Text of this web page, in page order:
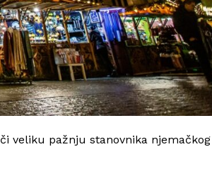
Info
veliku pažnju stanovnika njemačkog